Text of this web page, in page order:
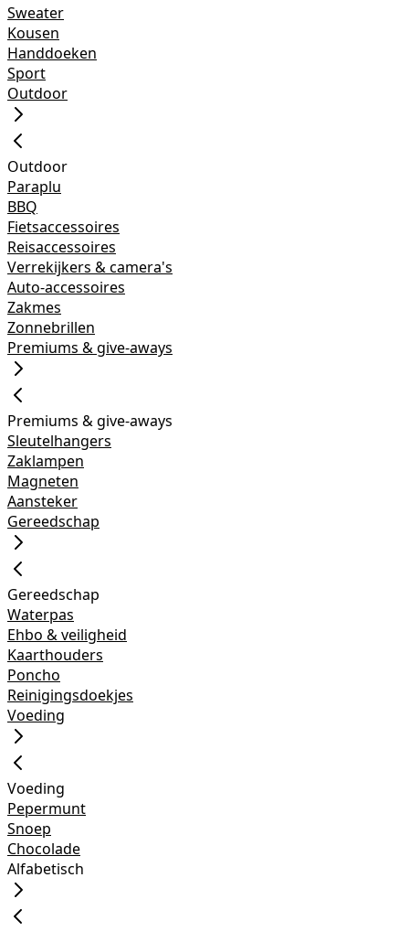
Sweater
Kousen
Handdoeken
Sport
Outdoor
Outdoor
Paraplu
BBQ
Fietsaccessoires
Reisaccessoires
Verrekijkers & camera's
Auto-accessoires
Zakmes
Zonnebrillen
Premiums & give-aways
Premiums & give-aways
Sleutelhangers
Zaklampen
Magneten
Aansteker
Gereedschap
Gereedschap
Waterpas
Ehbo & veiligheid
Kaarthouders
Poncho
Reinigingsdoekjes
Voeding
Voeding
Pepermunt
Snoep
Chocolade
Alfabetisch